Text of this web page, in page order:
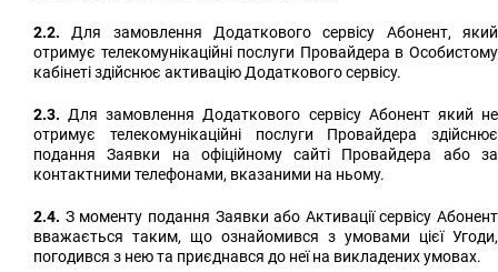
2.2. Для замовлення Додаткового сервісу Абонент, який
отримує телекомунікаційні послуги Провайдера в Особистому
кабінеті здійснює активацію Додаткового сервісу.
2.3. Для замовлення Додаткового сервісу Абонент який не
отримує телекомунікаційні послуги Провайдера здійснює
подання Заявки на офіційному сайті Провайдера або за
контактними телефонами, вказаними на ньому.
2.4. З моменту подання Заявки або Активації сервісу Абонент
вважається таким, що ознайомився з умовами цієї Угоди,
погодився з нею та приєднався до неї на викладених умовах.